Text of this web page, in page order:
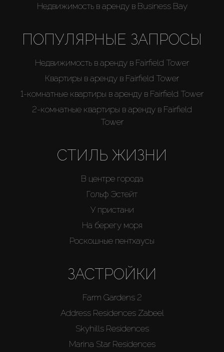
Недвижимость в аренду в Business Bay
ПОПУЛЯРНЫЕ ЗАПРОСЫ
Недвижимость в аренду в Fairfield Tower
Квартиры в аренду в Fairfield Tower
1-комнатные квартиры в аренду в Fairfield Tower
2-комнатные квартиры в аренду в Fairfield
Tower
СТИЛЬ ЖИЗНИ
В центре города
Гольф Эстейт
У пристани
На берегу моря
Роскошные пентхаусы
ЗАСТРОЙКИ
Farm Gardens 2
Address Residences Zabeel
Skyhills Residences
Marina Star Residences